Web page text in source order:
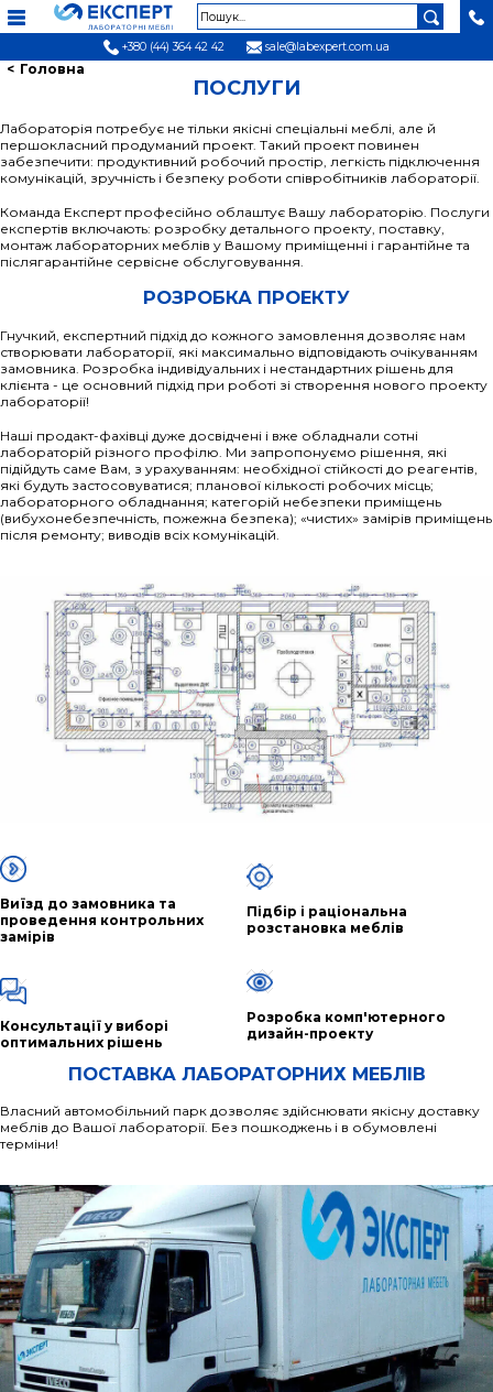
+380 (44) 364 42 42 sale@labexpert.com.ua
Головна
ПОСЛУГИ
Лабораторія потребує не тільки якісні спеціальні меблі, але й
першокласний продуманий проект. Такий проект повинен
забезпечити: продуктивний робочий простір, легкість підключення
комунікацій, зручність і безпеку роботи співробітників лабораторії.
Команда Експерт професійно облаштує Вашу лабораторію. Послуги
експертів включають: розробку детального проекту, поставку,
монтаж лабораторних меблів у Вашому приміщенні і гарантійне та
післягарантійне сервісне обслуговування.
РОЗРОБКА ПРОЕКТУ
Гнучкий, експертний підхід до кожного замовлення дозволяє нам
створювати лабораторії, які максимально відповідають очікуванням
замовника. Розробка індивідуальних і нестандартних рішень для
клієнта - це основний підхід при роботі зі створення нового проекту
лабораторії!
Наші продакт-фахівці дуже досвідчені і вже обладнали сотні
лабораторій різного профілю. Ми запропонуємо рішення, які
підійдуть саме Вам, з урахуванням: необхідної стійкості до реагентів,
які будуть застосовуватися; планової кількості робочих місць;
лабораторного обладнання; категорій небезпеки приміщень
(вибухонебезпечність, пожежна безпека); «чистих» замірів приміщень
після ремонту; виводів всіх комунікацій.
Виїзд до замовника та
проведення контрольних
замірів
Консультації у виборі
оптимальних рішень
Підбір і раціональна
розстановка меблів
Розробка комп'ютерного
дизайн-проекту
ПОСТАВКА ЛАБОРАТОРНИХ МЕБЛІВ
Власний автомобільний парк дозволяє здійснювати якісну доставку
меблів до Вашої лабораторії. Без пошкоджень і в обумовлені
терміни!